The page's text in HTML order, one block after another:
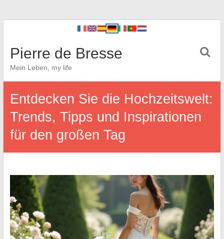
Pierre de Bresse
Mein Leben, my life
Entdecken Sie die Hochzeitswelt:
Trends, Tipps und Inspirationen
für den großen Tag